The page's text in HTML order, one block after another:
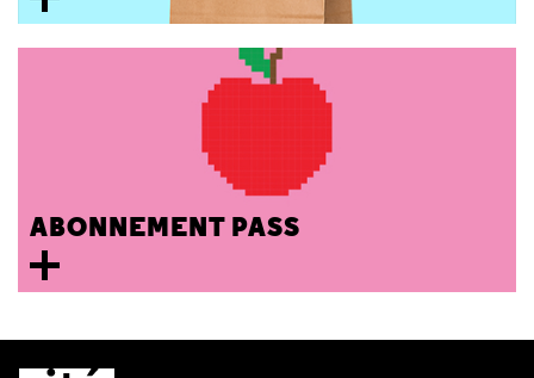
ABONNEMENT PASS